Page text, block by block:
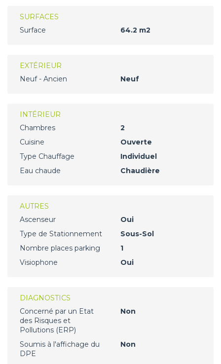
SURFACES
Surface
64.2 m2
EXTÉRIEUR
Neuf - Ancien
Neuf
INTÉRIEUR
Chambres
2
Cuisine
Ouverte
Type Chauffage
Individuel
Eau chaude
Chaudière
AUTRES
Ascenseur
Oui
Type de Stationnement
Sous-Sol
Nombre places parking
1
Visiophone
Oui
DIAGNOSTICS
Concerné par un Etat
des Risques et
Pollutions (ERP)
Non
Soumis à l'affichage du
DPE
Non